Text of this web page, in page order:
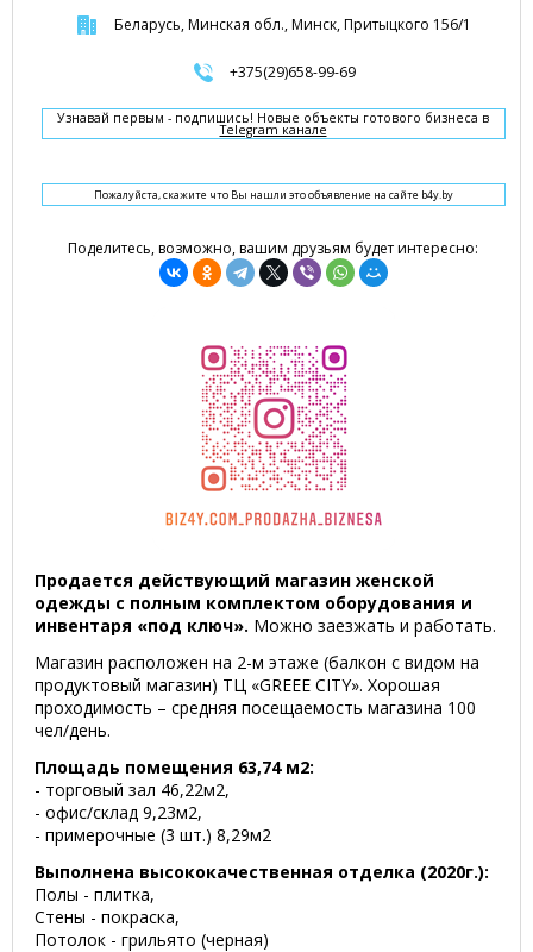
Беларусь, Минская обл., Минск, Притыцкого 156/1
+375(29)658-99-69
Узнавай первым - подпишись! Новые объекты готового бизнеса в
Telegram канале
Пожалуйста, скажите что Вы нашли это объявление на сайте b4y.by
Поделитесь, возможно, вашим друзьям будет интересно:
Продается действующий магазин женской
одежды с полным комплектом оборудования и
инвентаря «под ключ». Можно заезжать и работать.
Магазин расположен на 2-м этаже (балкон с видом на
продуктовый магазин) ТЦ «GREEE CITY». Хорошая
проходимость – средняя посещаемость магазина 100
чел/день.
Площадь помещения 63,74 м2:
- торговый зал 46,22м2,
- офис/склад 9,23м2,
- примерочные (3 шт.) 8,29м2
Выполнена высококачественная отделка (2020г.):
Полы - плитка,
Стены - покраска,
Потолок - грильято (черная)